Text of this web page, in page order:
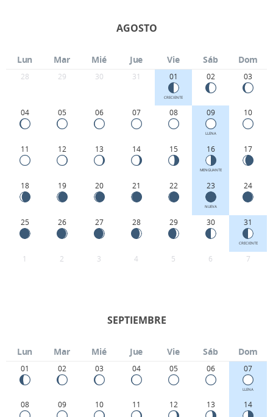
AGOSTO
Lun Mar Mié Jue Vie Sáb Dom
28 29 30 31 01
CRECIENTE
02 03
04 05 06 07 08 09
LLENA
10
11 12 13 14 15 16
MENGUANTE
17
18 19 20 21 22 23
NUEVA
24
25 26 27 28 29 30 31
CRECIENTE
1 2 3 4 5 6 7
SEPTIEMBRE
Lun Mar Mié Jue Vie Sáb Dom
01 02 03 04 05 06 07
LLENA
08 09 10 11 12 13 14